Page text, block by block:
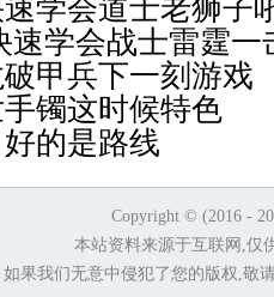
学会道士老狮子
速学会战士雷霆一
甲兵下一刻游戏
镯这时候特色
的是路线
Copyright © (2016 -
本站资料来源于互联网,仅
如果我们无意中侵犯了您的版权,敬